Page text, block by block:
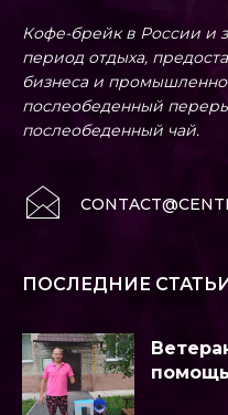
Кофе-брейк в России и
период отдыха,
бизнеса и
послеобеденный
послеобеденный чай.
ПОСЛЕДНИЕ